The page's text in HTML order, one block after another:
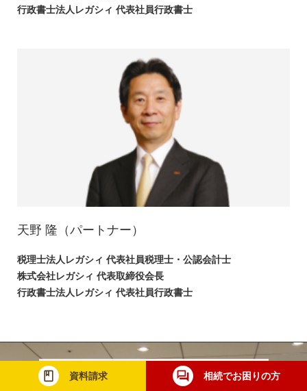
行政書士法人レガシィ 代表社員行政書士
天野 隆 （パートナー）
税理士法人レガシィ 代表社員税理士・公認会計士
株式会社レガシィ 代表取締役会長
行政書士法人レガシィ 代表社員行政書士
資料請求 相続でお困りの方